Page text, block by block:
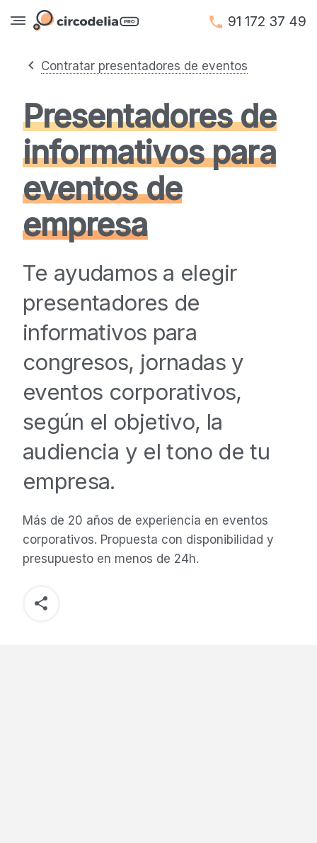
91 172 37 49
Contratar presentadores de eventos
Presentadores de
informativos para
eventos de
empresa
Te ayudamos a elegir
presentadores de
informativos para
congresos, jornadas y
eventos corporativos,
según el objetivo, la
audiencia y el tono de tu
empresa.
Más de 20 años de experiencia en eventos
corporativos. Propuesta con disponibilidad y
presupuesto en menos de 24h.